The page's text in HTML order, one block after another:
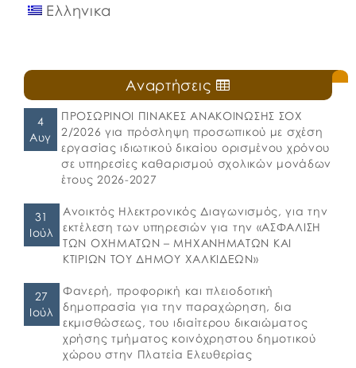
Ελληνικα
Αναρτήσεις
4
Αυγ
ΠΡΟΣΩΡΙΝΟΙ ΠΙΝΑΚΕΣ ΑΝΑΚΟΙΝΩΣΗΣ ΣΟΧ
2/2026 για πρόσληψη προσωπικού με σχέση
εργασίας ιδιωτικού δικαίου ορισμένου χρόνου
σε υπηρεσίες καθαρισμού σχολικών μονάδων
έτους 2026-2027
31
Ιούλ
Ανοικτός Ηλεκτρονικός Διαγωνισμός, για την
εκτέλεση των υπηρεσιών για την «ΑΣΦΑΛΙΣΗ
ΤΩΝ ΟΧΗΜΑΤΩΝ – ΜΗΧΑΝΗΜΑΤΩΝ ΚΑΙ
ΚΤΙΡΙΩΝ ΤΟΥ ΔΗΜΟΥ ΧΑΛΚΙΔΕΩΝ»
27
Ιούλ
Φανερή, προφορική και πλειοδοτική
δημοπρασία για την παραχώρηση, δια
εκμισθώσεως, του ιδιαίτερου δικαιώματος
χρήσης τμήματος κοινόχρηστου δημοτικού
χώρου στην Πλατεία Ελευθερίας